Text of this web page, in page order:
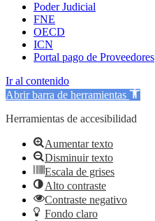
Poder Judicial
FNE
OECD
ICN
Portal pago de Proveedores
Ir al contenido
Abrir barra de herramientas
Herramientas de accesibilidad
Aumentar texto
Disminuir texto
Escala de grises
Alto contraste
Contraste negativo
Fondo claro